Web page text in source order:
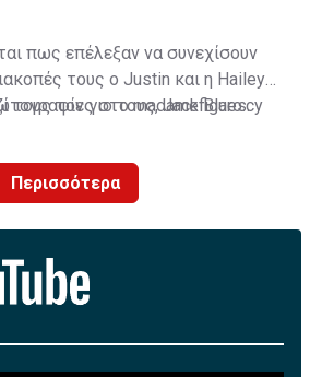
πως επέλεξαν να συνεχίσουν
τους ο Justin και η Hailey
τους τον γιο τους, Jack Blues.
του Κρανιδίου στο Πόρτο Χέλι.
στο madamefigaro.cy
Περισσότερα